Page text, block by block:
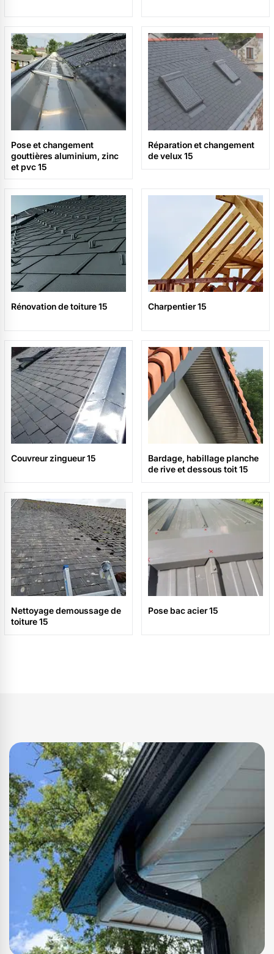
Pose et changement
gouttières aluminium, zinc
et pvc 15
Réparation et changement
de velux 15
Rénovation de toiture 15 Charpentier 15
Couvreur zingueur 15
Bardage, habillage planche
de rive et dessous toit 15
Nettoyage demoussage de
toiture 15
Pose bac acier 15